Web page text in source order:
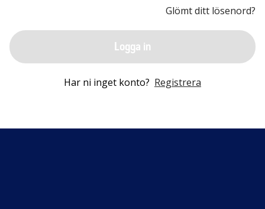
Glömt ditt lösenord?
Logga in
Har ni inget konto? Registrera